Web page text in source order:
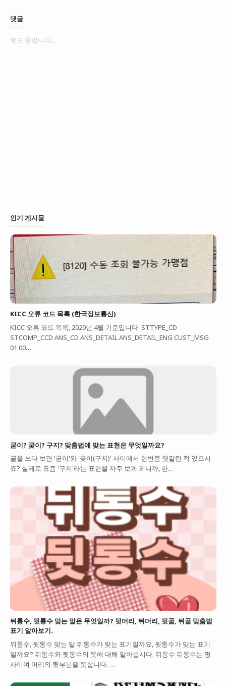
댓글
로드 중입니다...
인기 게시물
KICC 오류 코드 목록 (한국정보통신)
KICC 오류 코드 목록, 2020년 4월 기준입니다. STTYPE_CD
STCOMP_CCD ANS_CD ANS_DETAIL ANS_DETAIL_ENG CUST_MSG
01 00…
굳이? 궂이? 구지? 맞춤법에 맞는 표현은 무엇일까요?
글을 쓰다 보면 '굳이'와 '궂이(구지)' 사이에서 한번쯤 헷갈린 적 있으시
죠? 실제로 요즘 '구지'라는 표현을 자주 보게 되니까, 한…
뒤통수, 뒷통수 맞는 말은 무엇일까? 뒷머리, 뒤머리, 뒷골, 뒤골 맞춤법
표기 알아보기.
뒤통수, 뒷통수 맞는 말 뒤통수가 맞는 표기일까요, 뒷통수가 맞는 표기
일까요? 뒤통수와 뒷통수의 뜻에 대해 알아봅시다. 뒤통수 뒤통수는 명
사이며 머리의 뒷부분을 뜻합니다. …